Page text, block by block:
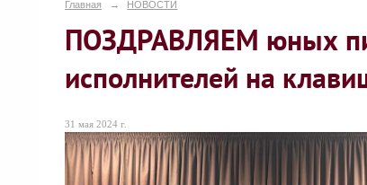
Главная → НОВОСТИ
ПОЗДРАВЛЯЕМ юных
исполнителей на
31 мая 2024 г.